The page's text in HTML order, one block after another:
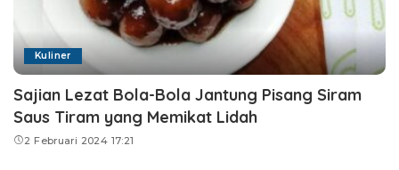
Kuliner
Sajian Lezat Bola-Bola Jantung Pisang Siram
Saus Tiram yang Memikat Lidah
2 Februari 2024 17:21